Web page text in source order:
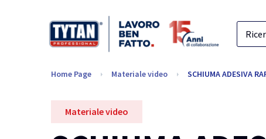
Home Page Materiale video SCHIUMA ADESIVA
Materiale video